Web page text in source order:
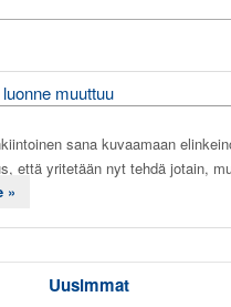
muuttuu
sana kuvaamaan
että yritetään nyt tehdä jotain,
»
Uusimmat